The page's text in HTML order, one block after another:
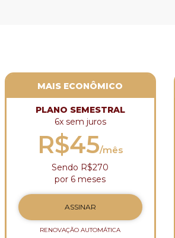
MAIS ECONÔMICO
PLANO SEMESTRAL
6x sem juros
R$45/mês
Sendo R$270
por 6 meses
ASSINAR
RENOVAÇÃO AUTOMÁTICA